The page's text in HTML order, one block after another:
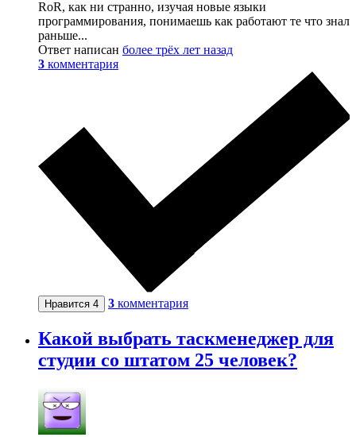
RoR, как ни странно, изучая новые языки
программирования, понимаешь как работают те что знал
раньше...
Ответ написан более трёх лет назад
3 комментария
Нравится 4 3 комментария
Какой выбрать таскменеджер для
студии со штатом 25 человек?